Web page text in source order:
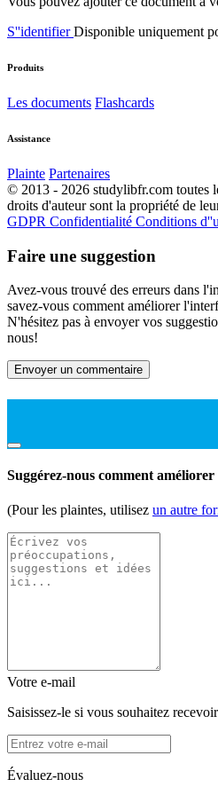
S''identifierDisponible uniquement
Produits
Les documents Flashcards
Assistance
Plainte Partenaires
© 2013 - 2026 studylibfr.com toutes
droits d'auteur sont la propriété de
GDPR Confidentialité Conditions
Faire une suggestion
Avez-vous trouvé des erreurs dans
savez-vous comment améliorer
N'hésitez pas à envoyer vos
nous!
Envoyer un commentaire
Suggérez-nous comment
(Pour les plaintes, utilisez un autre
Votre e-mail
Saisissez-le si vous souhaitez
Évaluez-nous